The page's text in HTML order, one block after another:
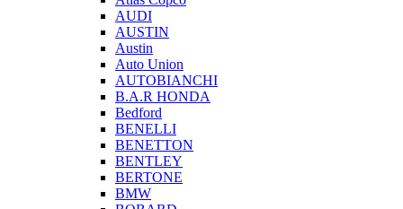
AUDI
AUSTIN
Austin
Auto Union
AUTOBIANCHI
B.A.R HONDA
Bedford
BENELLI
BENETTON
BENTLEY
BERTONE
BMW